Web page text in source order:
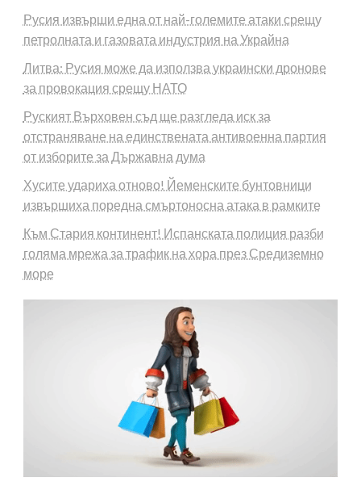
Русия извърши една от най-големите атаки срещу
петролната и газовата индустрия на Украйна
Литва: Русия може да използва украински дронове
за провокация срещу НАТО
Руският Върховен съд ще разгледа иск за
отстраняване на единствената антивоенна партия
от изборите за Държавна дума
Хусите удариха отново! Йеменските бунтовници
извършиха поредна смъртоносна атака в рамките
Към Стария континент! Испанската полиция разби
голяма мрежа за трафик на хора през Средиземно
море